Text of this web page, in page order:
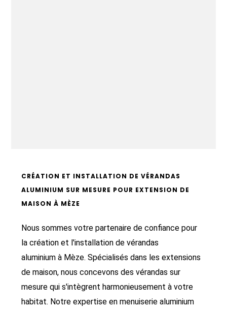
CRÉATION ET INSTALLATION DE VÉRANDAS
ALUMINIUM SUR MESURE POUR EXTENSION DE
MAISON À MÈZE
Nous sommes votre partenaire de confiance pour
la création et l'installation de vérandas
aluminium à Mèze. Spécialisés dans les extensions
de maison, nous concevons des vérandas sur
mesure qui s'intègrent harmonieusement à votre
habitat. Notre expertise en menuiserie aluminium